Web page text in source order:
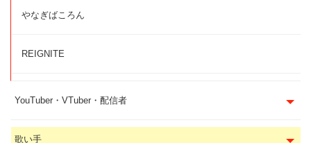
やなぎばころん
REIGNITE
YouTuber・VTuber・配信者
歌い手